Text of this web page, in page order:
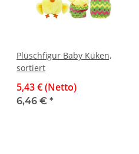
Plüschfigur Baby Küken,
sortiert
5,43 € (Netto)
6,46 € *